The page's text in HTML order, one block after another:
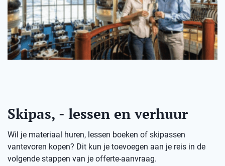
Skipas, - lessen en verhuur
Wil je materiaal huren, lessen boeken of skipassen
vantevoren kopen? Dit kun je toevoegen aan je reis in de
volgende stappen van je offerte-aanvraag.